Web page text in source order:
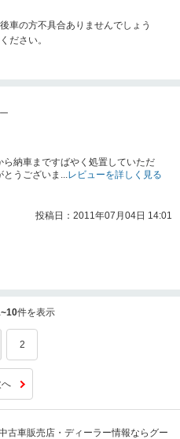
車の方不具合ありませんでしょう
ださい。
ら納車まですばやく処置していただ
とうございま...レビューを詳しく見る
投稿日：2011年07月04日 14:01
件を表示
2
へ
古車販売店・ディーラー情報ならグー